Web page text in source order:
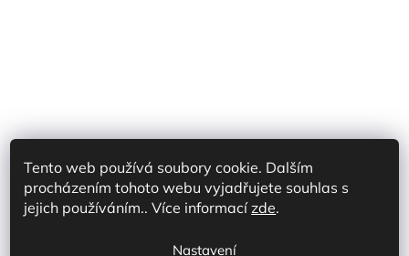
Tento web používá soubory cookie. Dalším
procházením tohoto webu vyjadřujete souhlas s
jejich používáním.. Více informacízde.
Nastavení
Shoptet Partner CZ
Shoptet Partner SK
Prodej na marketplace CZ/SK